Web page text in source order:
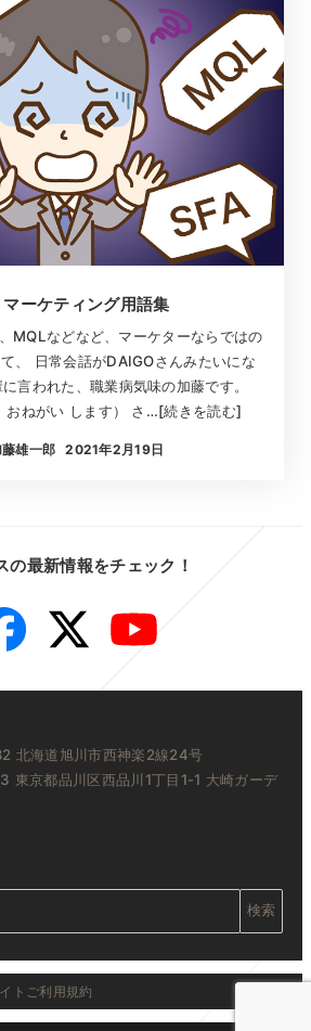
ーケティング用語集
MQLなどなど、マーケターならではの
、 日常会話がDAIGOさんみたいにな
言われた、職業病気味の加藤です。
おねがい します） さ…[続きを読む]
雄一郎
投稿日
2021年2月19日
の最新情報をチェック！
Facebook Twitter YouTube
海道旭川市西神楽2線24号
京都品川区西品川1丁目1-1 大崎ガーデ
検索
トご利用規約